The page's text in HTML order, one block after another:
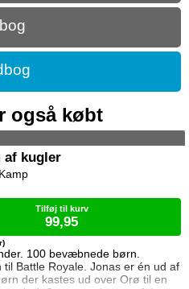
også købt
af kugler
100 bevæbnede børn.
til Battle Royale. Jonas er én ud af
der kastes ud over Orø til en
Tilføj til kurv
99,95